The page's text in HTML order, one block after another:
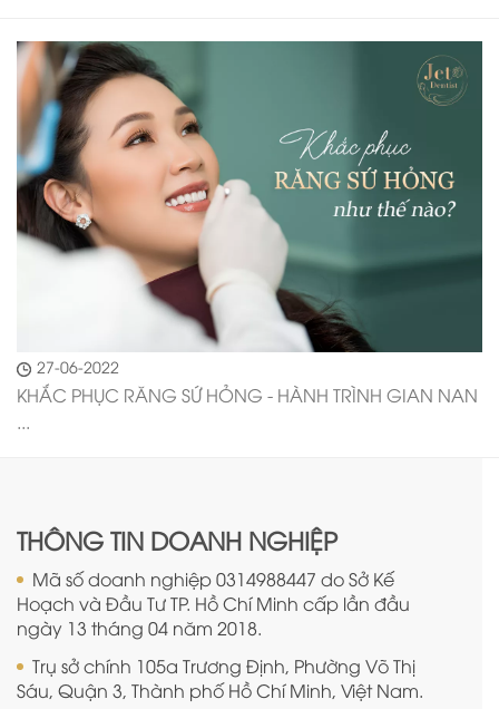
27-06-2022
KHẮC PHỤC RĂNG SỨ HỎNG - HÀNH TRÌNH GIAN NAN
...
THÔNG TIN DOANH NGHIỆP
Mã số doanh nghiệp 0314988447 do Sở Kế
Hoạch và Đầu Tư TP. Hồ Chí Minh cấp lần đầu
ngày 13 tháng 04 năm 2018.
Trụ sở chính 105a Trương Định, Phường Võ Thị
Sáu, Quận 3, Thành phố Hồ Chí Minh, Việt Nam.